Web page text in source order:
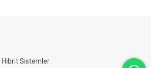
Hibrit Sistemler